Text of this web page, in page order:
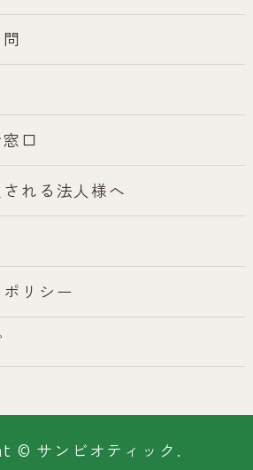
口
れる法人様へ
リシー
© サンビオティック.